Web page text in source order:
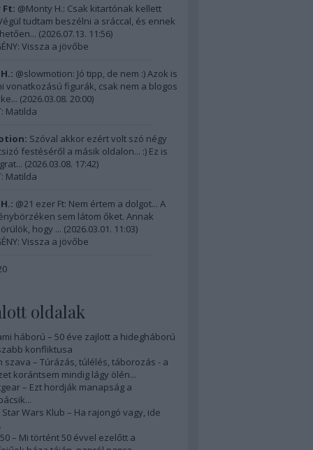
Ft: @Monty H.: Csak kitartónak kellett
tudtam beszélni a sráccal, és ennek
(2026.07.13. 11:56)
Vissza a jövőbe
@slowmotion: Jó tipp, de nem :) Azok is
vonatkozású figurák, csak nem a blogos
(2026.03.08. 20:00)
Matilda
Szóval akkor ezért volt szó négy
festéséről a másik oldalon... :) Ez is
(2026.03.08. 17:42)
Matilda
@21 ezer Ft: Nem értem a dolgot... A
sem látom őket. Annak
hogy ... (2026.03.01. 11:03)
Vissza a jövőbe
oldalak
háború – 50 éve zajlott a hidegháború
konfliktusa
szava – Túrázás, túlélés, táborozás - a
korántsem mindig lágy ölén...
– Ezt hordják manapság a
Wars Klub – Ha rajongó vagy, ide
– Mi történt 50 évvel ezelőtt a